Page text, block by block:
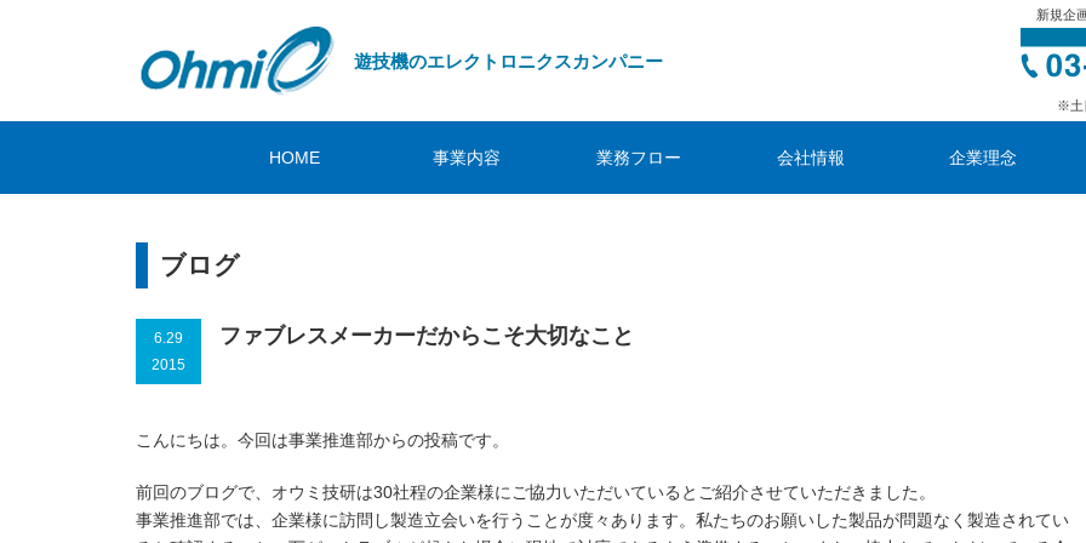
遊技機のエレクトロニクスカンパニー
新規企
※土
HOME 事業内容 業務フロー 会社情報 企業理念
ブログ
6.29
2015
ファブレスメーカーだからこそ大切なこと
こんにちは。今回は事業推進部からの投稿です。
前回のブログで、オウミ技研は30社程の企業様にご協力いただいているとご紹介させていただきました。
事業推進部では、企業様に訪問し製造立会いを行うことが度々あります。私たちのお願いした製品が問題なく製造されてい